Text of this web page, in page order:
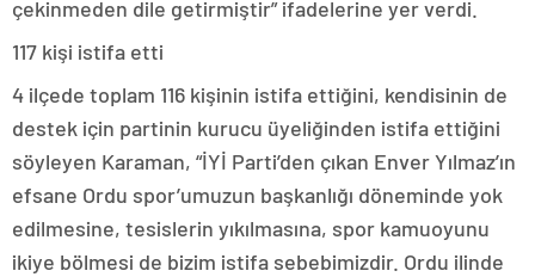
çekinmeden dile getirmiştir” ifadelerine yer verdi.
117 kişi istifa etti
4 ilçede toplam 116 kişinin istifa ettiğini, kendisinin de
destek için partinin kurucu üyeliğinden istifa ettiğini
söyleyen Karaman, “İYİ Parti’den çıkan Enver Yılmaz’ın
efsane Ordu spor’umuzun başkanlığı döneminde yok
edilmesine, tesislerin yıkılmasına, spor kamuoyunu
ikiye bölmesi de bizim istifa sebebimizdir. Ordu ilinde